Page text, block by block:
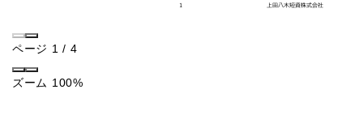
ページ 1 / 4
ズーム 100%